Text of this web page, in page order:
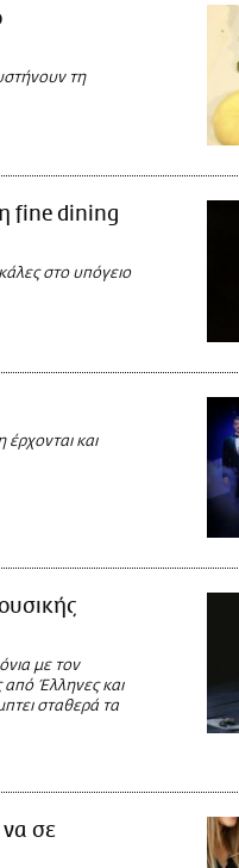
τη
fine dining
στο υπόγειο
έρχονται και
με τον
από Έλληνες και
σταθερά τα
σε